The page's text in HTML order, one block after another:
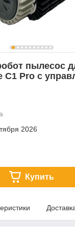
пылесос
С1 Pro с
2026
Купить